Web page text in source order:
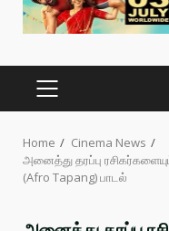
PRIMARY
MENU
Home
Cinema News
அனைத்து தரப்பு
(Afro Tapang) பாடல்